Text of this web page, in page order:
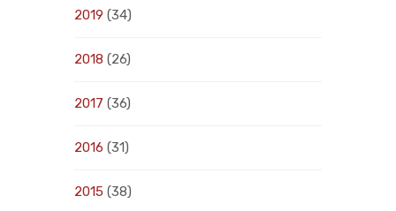
2019 (34)
2018 (26)
2017 (36)
2016 (31)
2015 (38)